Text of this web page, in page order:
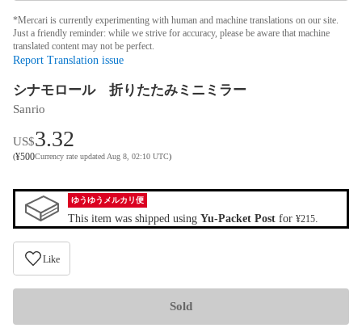
*Mercari is currently experimenting with human and machine translations on our site.
Just a friendly reminder: while we strive for accuracy, please be aware that machine
translated content may not be perfect.
Report Translation issue
シナモロール 折りたたみミニミラー
Sanrio
US$3.32
(¥500Currency rate updated Aug 8, 02:10 UTC)
ゆうゆうメルカリ便
This item was shipped using Yu-Packet Post for ¥215
Like
Sold